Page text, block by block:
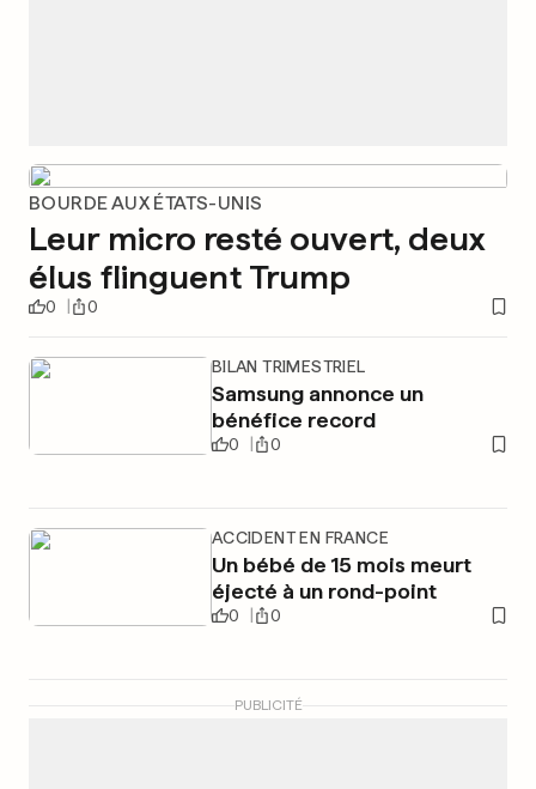
BOURDE AUX ÉTATS-UNIS
Leur micro resté ouvert, deux
élus flinguent Trump
0 0
BILAN TRIMESTRIEL
Samsung annonce un
bénéfice record
0 0
ACCIDENT EN FRANCE
Un bébé de 15 mois meurt
éjecté à un rond-point
0 0
PUBLICITÉ